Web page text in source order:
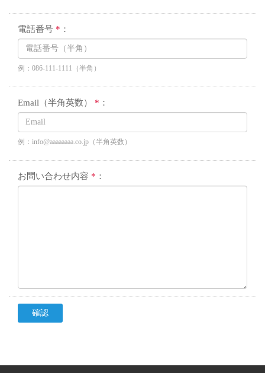
電話番号 * ：
例：086-111-1111（半角）
Email（半角英数） * ：
例：info@aaaaaaaa.co.jp（半角英数）
お問い合わせ内容 * ：
確認